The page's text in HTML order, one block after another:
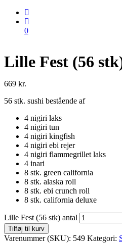
0
Lille Fest (56
669 kr.
56 stk. sushi bestående af
4 nigiri laks
4 nigiri tun
4 nigiri kingfish
4 nigiri ebi rejer
4 nigiri flammegrillet laks
4 inari
8 stk. green california
8 stk. alaska roll
8 stk. ebi crunch roll
8 stk. california deluxe
Lille Fest (56 stk) antal
Tilføj til kurv
Varenummer (SKU): 549 Kategori: